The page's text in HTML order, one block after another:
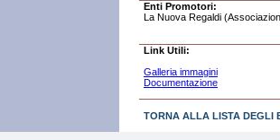
Enti Promotori:
La Nuova Regaldi
Link Utili:
Galleria immagini
Documentazione
TORNA ALLA LISTA DEGLI